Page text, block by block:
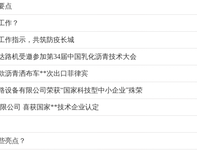
点
作？
作指示，共筑防疫长城
路机受邀参加第34届中国乳化沥青技术大会
沥青洒布车**次出口菲律宾
设备有限公司荣获“国家科技型中小企业”殊荣
公司 喜获国家**技术企业认定
亮点？